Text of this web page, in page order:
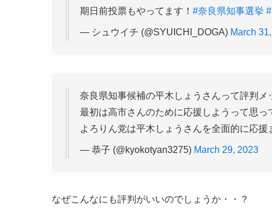
期日前投票もやってます！ #奈良県知事選挙
— シュウイチ (@SYUICHI_DOGA) March
奈良県知事候補の平木しょうさんって評判メ
最初は高市さんのために応援しようって思
よろりん党は平木しょうさんを全面的に応援
— 恭子 (@kyokotyan3275) March 29, 2023
なぜこんなにも評判がいいのでしょうか・・？